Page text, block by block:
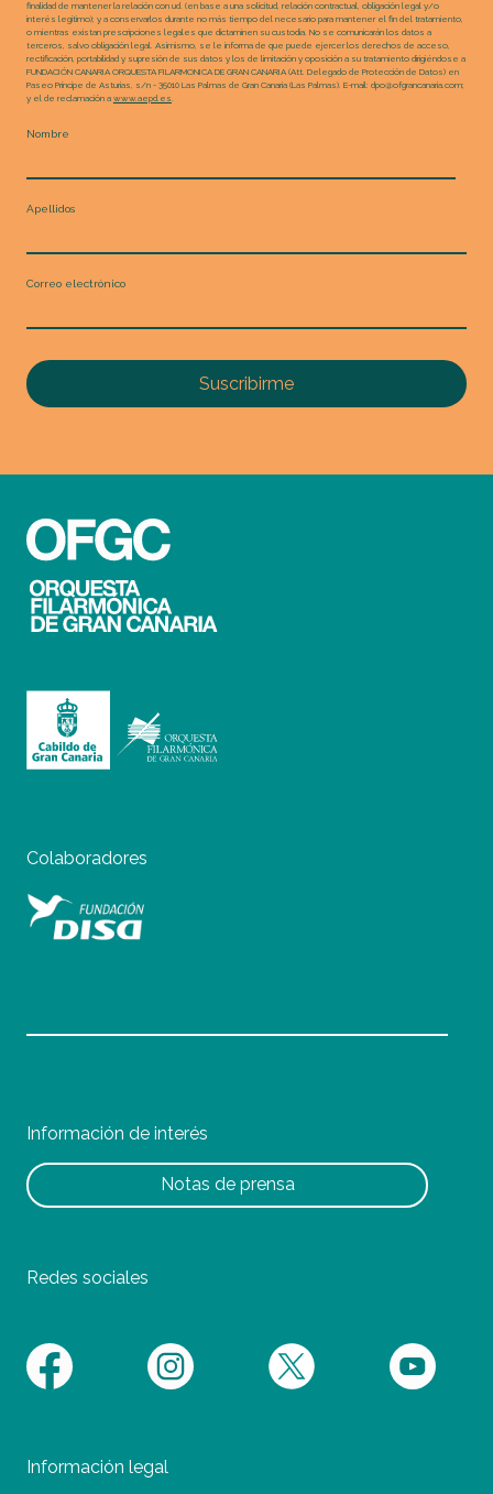
finalidad de mantener la relación con ud. (en base a una solicitud, relación contractual, obligación legal y/o
interés legítimo); y a conservarlos durante no más tiempo del necesario para mantener el fin del tratamiento,
o mientras existan prescripciones legales que dictaminen su custodia. No se comunicarán los datos a
terceros, salvo obligación legal. Asimismo, se le informa de que puede ejercer los derechos de acceso,
rectificación, portabilidad y supresión de sus datos y los de limitación y oposición a su tratamiento dirigiéndose a
FUNDACIÓN CANARIA ORQUESTA FILARMONICA DE GRAN CANARIA (Att. Delegado de Protección de Datos) en
Paseo Príncipe de Asturias, s/n - 35010 Las Palmas de Gran Canaria (Las Palmas). E-mail: dpo@ofgrancanaria.com;
y el de reclamación a www.aepd.es.
Nombre
Apellidos
Correo electrónico
Suscribirme
Colaboradores
Información de interés
Notas de prensa
Redes sociales
Información legal